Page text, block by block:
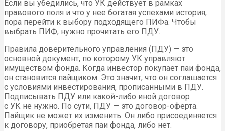
Если вы убедились, что УК действует в рамках
правового поля и что у нее богатая успехами история,
пора перейти к выбору подходящего ПИФа. Чтобы
выбрать ПИФ, нужно прочитать его ПДУ.
Правила доверительного управления (ПДУ) — это
основной документ, по которому УК управляют
имуществом фонда. Когда инвестор покупает паи фонда,
он становится пайщиком. Это значит, что он соглашается
с условиями инвестирования, прописанными в ПДУ.
Подписывать ПДУ или какой-либо иной договор
с УК не нужно. По сути, ПДУ — это договор-оферта.
Пайщик не может их изменить. Он либо присоединяется
к договору, приобретая паи фонда, либо нет.